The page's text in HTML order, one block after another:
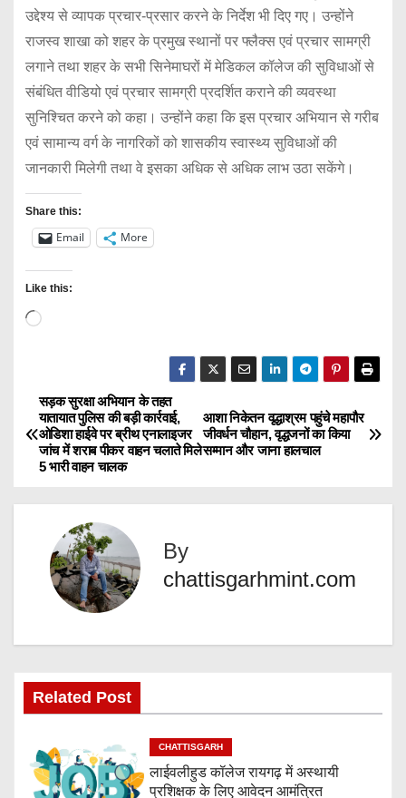
उद्देश्य से व्यापक प्रचार-प्रसार करने के निर्देश भी दिए गए। उन्होंने
राजस्व शाखा को शहर के प्रमुख स्थानों पर फ्लैक्स एवं प्रचार सामग्री
लगाने तथा शहर के सभी सिनेमाघरों में मेडिकल कॉलेज की सुविधाओं से
संबंधित वीडियो एवं प्रचार सामग्री प्रदर्शित कराने की व्यवस्था
सुनिश्चित करने को कहा। उन्होंने कहा कि इस प्रचार अभियान से गरीब
एवं सामान्य वर्ग के नागरिकों को शासकीय स्वास्थ्य सुविधाओं की
जानकारी मिलेगी तथा वे इसका अधिक से अधिक लाभ उठा सकेंगे।
Share this:
Email More
Like this:
L
i
n
g
P
o
v
i
g
a
आशा निकेतन वृद्धाश्रम पहुंचे महापौर
जीवर्धन चौहान, वृद्धजनों का किया
सम्मान और जाना हालचाल
सड़क सुरक्षा अभियान के तहत
यातायात पुलिस की बड़ी कार्रवाई,
ओडिशा हाईवे पर ब्रीथ एनालाइजर
जांच में शराब पीकर वाहन चलाते मिले
5 भारी वाहन चालक
By
chattisgarhmint.com
Related Post
CHATTISGARH
लाईवलीहुड कॉलेज रायगढ़ में अस्थायी
प्रशिक्षक के लिए आवेदन आमंत्रित